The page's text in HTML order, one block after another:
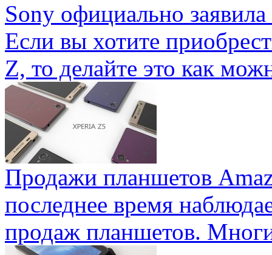
Sony официально
Если вы хотите
Z, то делайте это как
Продажи планшетов
последнее время
продаж планшетов.